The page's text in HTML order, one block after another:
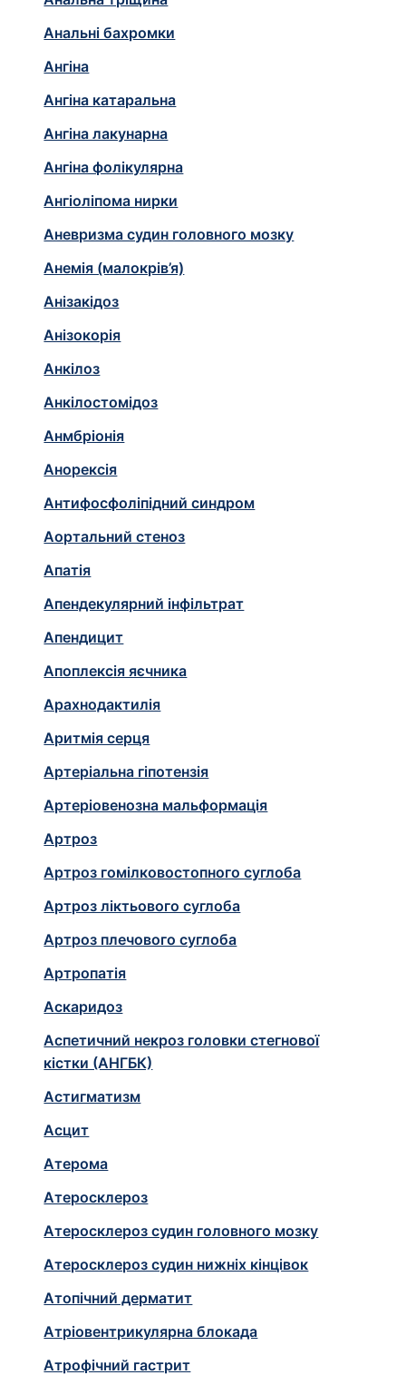
Анальні бахромки
Ангіна
Ангіна катаральна
Ангіна лакунарна
Ангіна фолікулярна
Ангіоліпома нирки
Аневризма судин головного мозку
Анемія (малокрів’я)
Анізакідоз
Анізокорія
Анкілоз
Анкілостомідоз
Анмбріонія
Анорексія
Антифосфоліпідний синдром
Аортальний стеноз
Апатія
Апендекулярний інфільтрат
Апендицит
Апоплексія яєчника
Арахнодактилія
Аритмія серця
Артеріальна гіпотензія
Артеріовенозна мальформація
Артроз
Артроз гомілковостопного суглоба
Артроз ліктьового суглоба
Артроз плечового суглоба
Артропатія
Аскаридоз
Аспетичний некроз головки стегнової
кістки (АНГБК)
Астигматизм
Асцит
Атерома
Атеросклероз
Атеросклероз судин головного мозку
Атеросклероз судин нижніх кінцівок
Атопічний дерматит
Атріовентрикулярна блокада
Атрофічний гастрит